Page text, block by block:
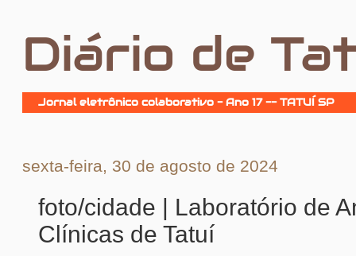
Diário de
Jornal eletrônico colaborativo - Ano 17 -- TATUÍ SP
sexta-feira, 30 de agosto de 2024
foto/cidade | Laboratório de
Clínicas de Tatuí